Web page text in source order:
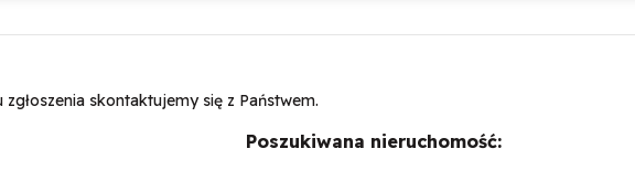
skontaktujemy się z Państwem.
Poszukiwana nieruchomość: